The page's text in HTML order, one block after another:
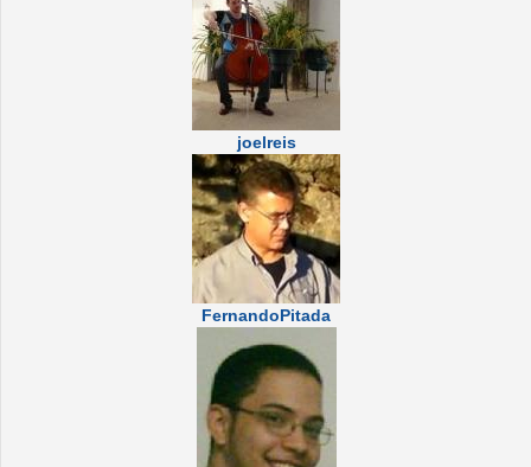
joelreis
FernandoPitada